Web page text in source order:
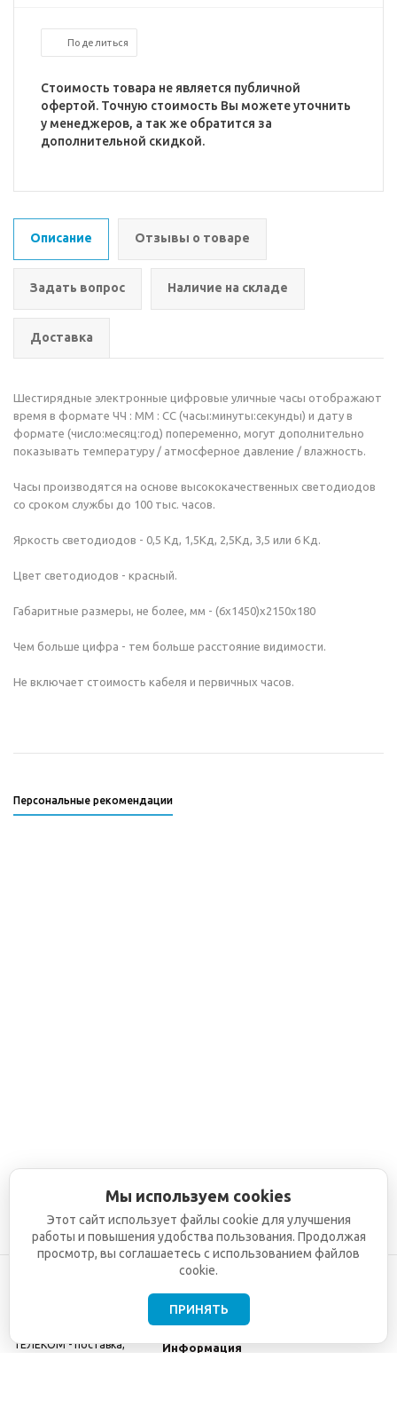
Поделиться
Стоимость товара не является публичной
офертой. Точную стоимость Вы можете уточнить
у менеджеров, а так же обратится за
дополнительной скидкой.
Описание Отзывы о товаре
Задать вопрос Наличие на складе
Доставка
Шестирядные электронные цифровые уличные часы отображают
время в формате ЧЧ : ММ : СС (часы:минуты:секунды) и дату в
формате (число:месяц:год) попеременно, могут дополнительно
показывать температуру / атмосферное давление / влажность.
Часы производятся на основе высококачественных светодиодов
со сроком службы до 100 тыс. часов.
Яркость светодиодов - 0,5 Кд, 1,5Кд, 2,5Кд, 3,5 или 6 Кд.
Цвет светодиодов - красный.
Габаритные размеры, не более, мм - (6х1450)х2150х180
Чем больше цифра - тем больше расстояние видимости.
Не включает стоимость кабеля и первичных часов.
Персональные рекомендации
ТЕЛЕКОМ - поставка,
Информация
Мы используем cookies
Этот сайт использует файлы cookie для улучшения
работы и повышения удобства пользования. Продолжая
просмотр, вы соглашаетесь с использованием файлов
cookie.
ПРИНЯТЬ